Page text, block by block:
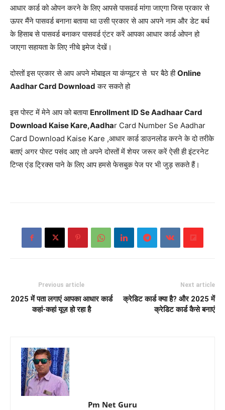
आधार कार्ड को ओपन करने के लिए आपसे पासवर्ड मांगा जाएगा जिस प्रकार से
ऊपर मैंने पासवर्ड बनाना बताया था उसी प्रकार से आप अपने नाम और डेट बर्थ
के हिसाब से पासवर्ड बनाकर पासवर्ड एंटर करें आपका आधार कार्ड ओपन हो
जाएगा सहायता के लिए नीचे इमेज देखें।
दोस्तों इस प्रकार से आप अपने मोबाइल या कंप्यूटर से घर बैठे हीOnline
Aadhar Card Download कर सकते हो
इस पोस्ट में मेने आप को बताया Enrollment ID Se Aadhaar Card
Download Kaise Kare,Aadhar Card Number Se Aadhar
Card Download Kaise Kare ,आधार कार्ड डाउनलोड करने के दो तरीके
बताएं अगर पोस्ट पसंद आए तो अपने दोस्तों में शेयर जरूर करें ऐसी ही इंटरनेट
टिप्स एंड ट्रिक्स पाने के लिए आप हमसे फेसबुक पेज पर भी जुड़ सकते हैं।
Previous article
2025 में पता लगाएं आपका आधार कार्ड
कहां-कहां यूज़ हो रहा है
Next article
क्रेडिट कार्ड क्या है? और 2025 में
क्रेडिट कार्ड कैसे बनाएं
Pm Net Guru